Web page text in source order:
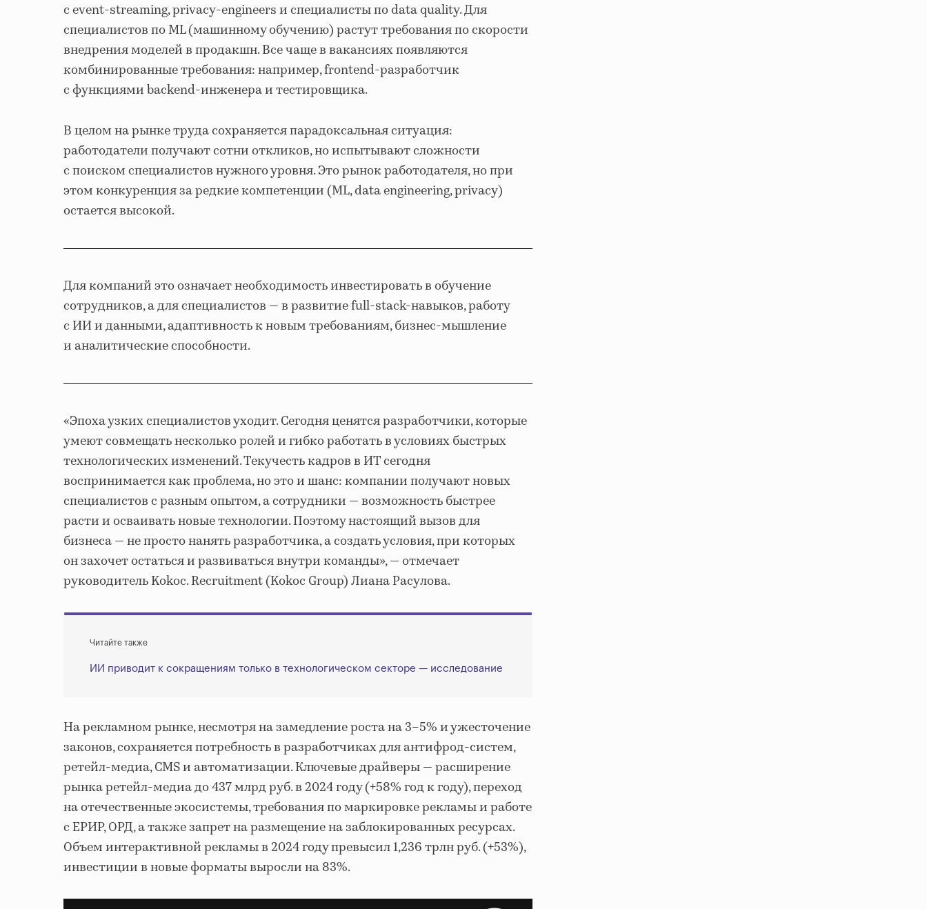
с event-streaming, privacy-engineers и специалисты по data quality. Для
специалистов по ML (машинному обучению) растут требования по скорости
внедрения моделей в продакшн. Все чаще в вакансиях появляются
комбинированные требования: например, frontend-разработчик
с функциями backend-инженера и тестировщика.
В целом на рынке труда сохраняется парадоксальная ситуация:
работодатели получают сотни откликов, но испытывают сложности
с поиском специалистов нужного уровня. Это рынок работодателя, но при
этом конкуренция за редкие компетенции (ML, data engineering, privacy)
остается высокой.
Для компаний это означает необходимость инвестировать в обучение
сотрудников, а для специалистов — в развитие full-stack-навыков, работу
с ИИ и данными, адаптивность к новым требованиям, бизнес-мышление
и аналитические способности.
«Эпоха узких специалистов уходит. Сегодня ценятся разработчики, которые
умеют совмещать несколько ролей и гибко работать в условиях быстрых
технологических изменений. Текучесть кадров в ИТ сегодня
воспринимается как проблема, но это и шанс: компании получают новых
специалистов с разным опытом, а сотрудники — возможность быстрее
расти и осваивать новые технологии. Поэтому настоящий вызов для
бизнеса — не просто нанять разработчика, а создать условия, при которых
он захочет остаться и развиваться внутри команды», — отмечает
руководитель Kokoc. Recruitment (Kokoc Group) Лиана Расулова.
Читайте также
ИИ приводит к сокращениям только в технологическом секторе — исследование
На рекламном рынке, несмотря на замедление роста на 3–5% и ужесточение
законов, сохраняется потребность в разработчиках для антифрод-систем,
ретейл-медиа, CMS и автоматизации. Ключевые драйверы — расширение
рынка ретейл-медиа до 437 млрд руб. в 2024 году (+58% год к году), переход
на отечественные экосистемы, требования по маркировке рекламы и работе
с ЕРИР, ОРД, а также запрет на размещение на заблокированных ресурсах.
Объем интерактивной рекламы в 2024 году превысил 1,236 трлн руб. (+53%),
инвестиции в новые форматы выросли на 83%.